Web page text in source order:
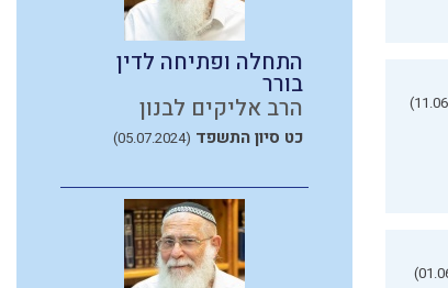
התחלה ופתיחה לדין
בורר
הרב אליקים לבנון
כט סיון התשפד (05.07.2024)